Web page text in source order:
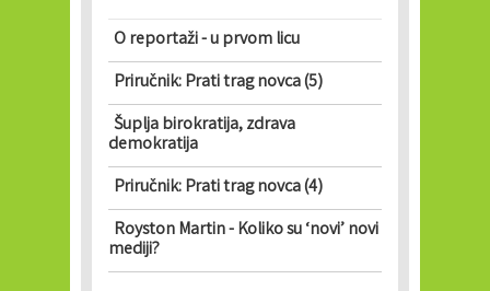
O reportaži - u prvom licu
Priručnik: Prati trag novca (5)
Šuplja birokratija, zdrava
demokratija
Priručnik: Prati trag novca (4)
Royston Martin - Koliko su ‘novi’ novi
mediji?